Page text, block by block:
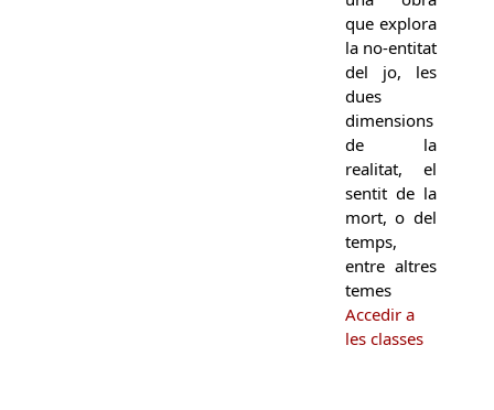
que explora
la no-entitat
del jo, les
dues
dimensions
de la
realitat, el
sentit de la
mort, o del
temps,
entre altres
temes
Accedir a
les classes